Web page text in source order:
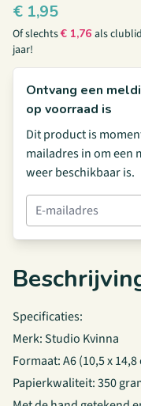
€ 1,95
Of slechts€ 1,76 als
jaar!
Ontvang een
op voorraad is
Dit product is
mailadres in om een
weer beschikbaar is.
Specificaties:
Merk: Studio Kvinna
Formaat: A6 (10,5 x 14,8
Papierkwaliteit: 350